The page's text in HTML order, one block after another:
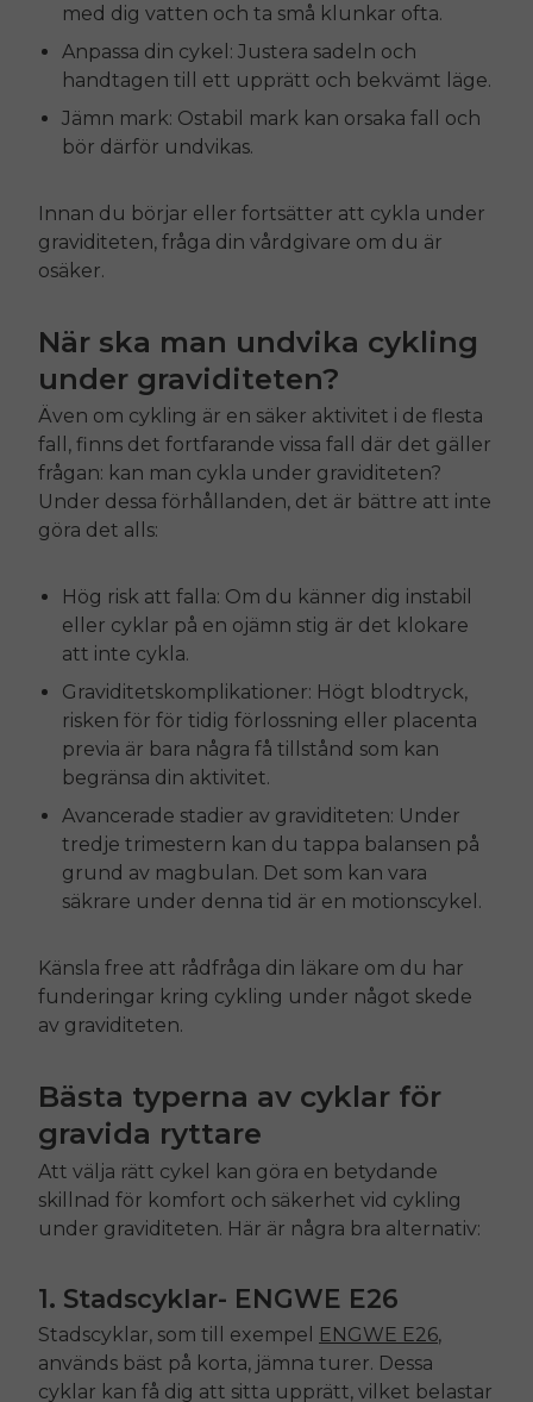
med dig vatten och ta små klunkar ofta.
Anpassa din cykel: Justera sadeln och
handtagen till ett upprätt och bekvämt läge.
Jämn mark: Ostabil mark kan orsaka fall och
bör därför undvikas.
Innan du börjar eller fortsätter att cykla under
graviditeten, fråga din vårdgivare om du är
osäker.
När ska man undvika cykling
under graviditeten?
Även om cykling är en säker aktivitet i de flesta
fall, finns det fortfarande vissa fall där det gäller
frågan: kan man cykla under graviditeten?
Under dessa förhållanden, det är bättre att inte
göra det alls:
Hög risk att falla: Om du känner dig instabil
eller cyklar på en ojämn stig är det klokare
att inte cykla.
Graviditetskomplikationer: Högt blodtryck,
risken för för tidig förlossning eller placenta
previa är bara några få tillstånd som kan
begränsa din aktivitet.
Avancerade stadier av graviditeten: Under
tredje trimestern kan du tappa balansen på
grund av magbulan. Det som kan vara
säkrare under denna tid är en motionscykel.
Känsla free att rådfråga din läkare om du har
funderingar kring cykling under något skede
av graviditeten.
Bästa typerna av cyklar för
gravida ryttare
Att välja rätt cykel kan göra en betydande
skillnad för komfort och säkerhet vid cykling
under graviditeten. Här är några bra alternativ:
1. Stadscyklar- ENGWE E26
Stadscyklar, som till exempel ENGWE E26,
används bäst på korta, jämna turer. Dessa
cyklar kan få dig att sitta upprätt, vilket belastar
E26 3.0 Pro Is Here
and enjoy 2% off your next order.
Email
SIGN UP NOW